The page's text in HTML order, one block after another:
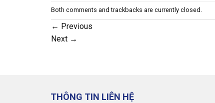
Both comments and trackbacks are currently closed.
← Previous
Next →
THÔNG TIN LIÊN HỆ